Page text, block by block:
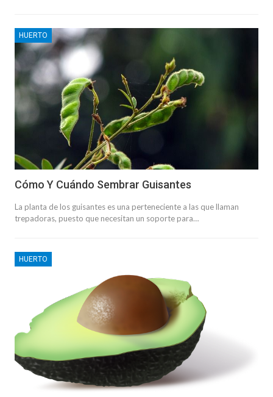
HUERTO
Cómo Y Cuándo Sembrar Guisantes
La planta de los guisantes es una perteneciente a las que llaman
trepadoras, puesto que necesitan un soporte para…
HUERTO